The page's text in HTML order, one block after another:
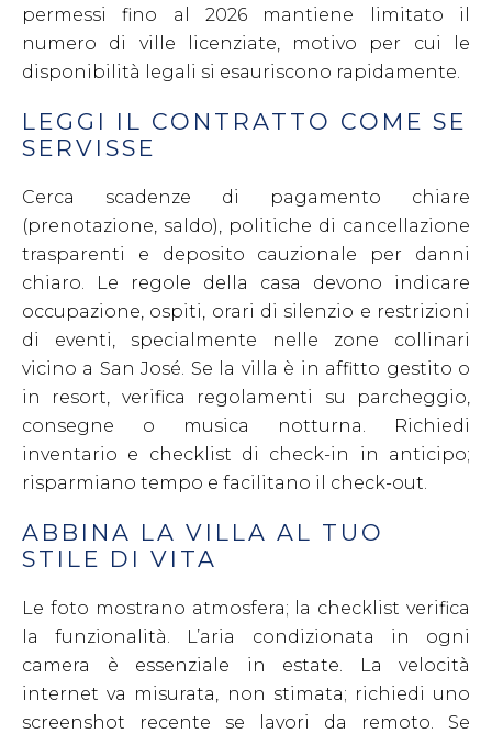
permessi fino al 2026 mantiene limitato il
numero di ville licenziate, motivo per cui le
disponibilità legali si esauriscono rapidamente.
LEGGI IL CONTRATTO COME SE
SERVISSE
Cerca scadenze di pagamento chiare
(prenotazione, saldo), politiche di cancellazione
trasparenti e deposito cauzionale per danni
chiaro. Le regole della casa devono indicare
occupazione, ospiti, orari di silenzio e restrizioni
di eventi, specialmente nelle zone collinari
vicino a San José. Se la villa è in affitto gestito o
in resort, verifica regolamenti su parcheggio,
consegne o musica notturna. Richiedi
inventario e checklist di check-in in anticipo;
risparmiano tempo e facilitano il check-out.
ABBINA LA VILLA AL TUO
STILE DI VITA
Le foto mostrano atmosfera; la checklist verifica
la funzionalità. L’aria condizionata in ogni
camera è essenziale in estate. La velocità
internet va misurata, non stimata; richiedi uno
screenshot recente se lavori da remoto. Se